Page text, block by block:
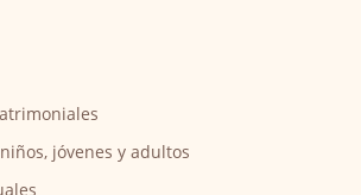
jóvenes y adultos